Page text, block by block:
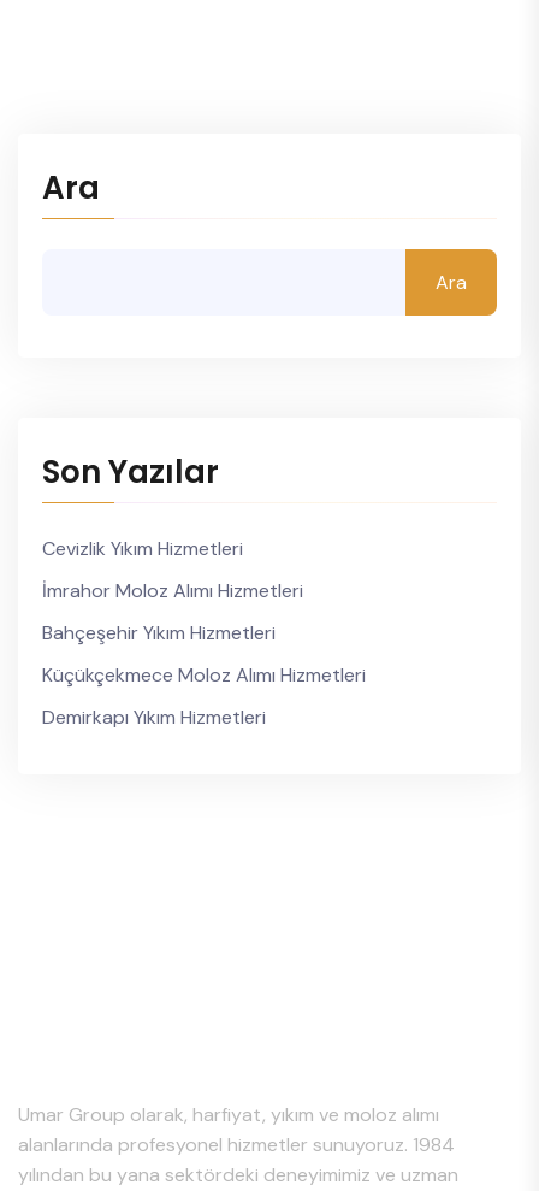
Ara
Ara
Son Yazılar
Cevizlik Yıkım Hizmetleri
İmrahor Moloz Alımı Hizmetleri
Bahçeşehir Yıkım Hizmetleri
Küçükçekmece Moloz Alımı Hizmetleri
Demirkapı Yıkım Hizmetleri
Umar Group olarak, harfiyat, yıkım ve moloz alımı
alanlarında profesyonel hizmetler sunuyoruz. 1984
yılından bu yana sektördeki deneyimimiz ve uzman